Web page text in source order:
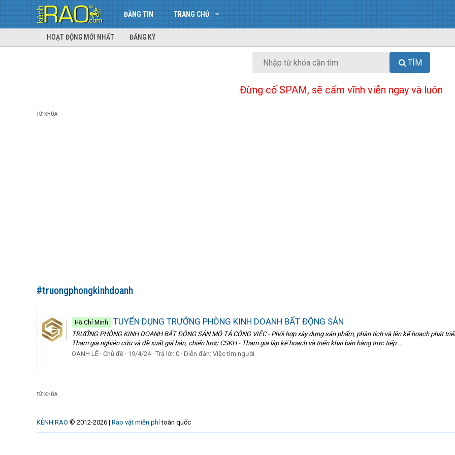
ĐĂNG TIN TRANG CHỦ
HOẠT ĐỘNG MỚI NHẤT ĐĂNG KÝ
TÌM
Đừng cố SPAM, sẽ cấm vĩnh viễn ngay và luôn
TỪ KHÓA
#truongphongkinhdoanh
Hồ Chí Minh TUYỂN DỤNG TRƯỞNG PHÒNG KINH DOANH BẤT ĐỘNG SẢN
TRƯỞNG PHÒNG KINH DOANH BẤT ĐỘNG SẢN MÔ TẢ CÔNG VIỆC - Phối hợp xây dựng sản phẩm, phân tích và lên kế hoạch phát
Tham gia nghiên cứu và đề xuất giá bán, chiến lược CSKH - Tham gia lập kế hoạch và triển khai bán hàng trực tiếp ...
OANH LÊ Chủ đề 19/4/24 Trả lời: 0 Diễn đàn: Việc tìm người
TỪ KHÓA
KÊNH RAO © 2012-2026 | Rao vặt miễn phítoàn quốc